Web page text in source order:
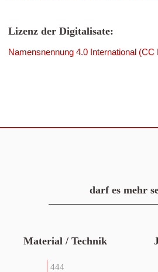
Lizenz der Digitalisate:
Namensnennung 4.0 International (CC
darf es mehr
Material / Technik
444